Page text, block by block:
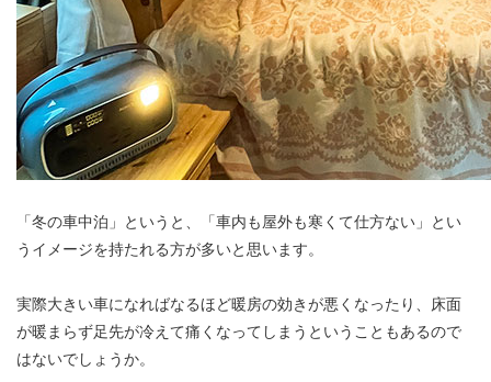
「冬の車中泊」というと、「車内も屋外も寒くて仕方ない」とい
うイメージを持たれる方が多いと思います。
実際大きい車になればなるほど暖房の効きが悪くなったり、床面
が暖まらず足先が冷えて痛くなってしまうということもあるので
はないでしょうか。